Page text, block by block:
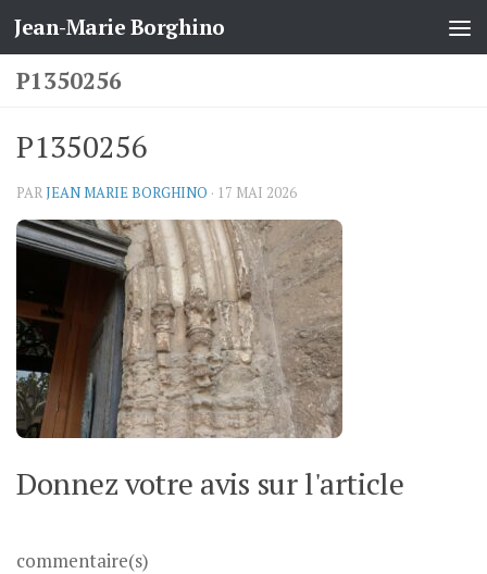
Skip to content
Jean-Marie Borghino
P1350256
P1350256
PARJEAN MARIE BORGHINO · 17 MAI 2026
Donnez votre avis sur l'article
commentaire(s)